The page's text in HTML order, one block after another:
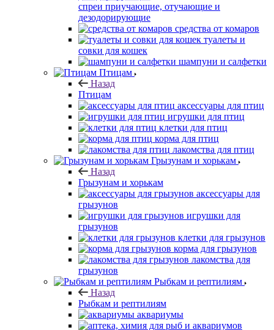
спреи приучающие, отучающие и
дезодорирующие
средства от комаров
туалеты и
совки для кошек
шампуни и салфетки
Птицам
Назад
Птицам
аксессуары для птиц
игрушки для птиц
клетки для птиц
корма для птиц
лакомства для птиц
Грызунам и хорькам
Назад
Грызунам и хорькам
аксессуары для
грызунов
игрушки для
грызунов
клетки для грызунов
корма для грызунов
лакомства для
грызунов
Рыбкам и рептилиям
Назад
Рыбкам и рептилиям
аквариумы